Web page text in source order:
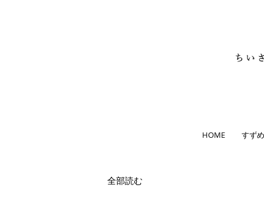
HOME すず
全部読む